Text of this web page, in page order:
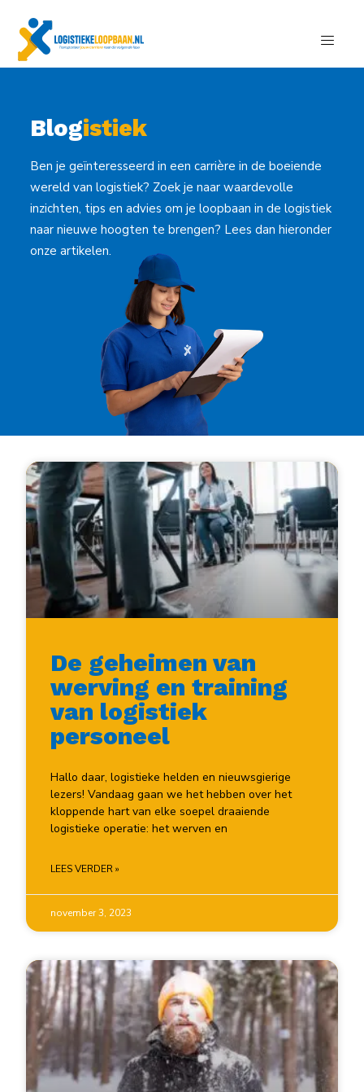
Blogistiek
Ben je geïnteresseerd in een carrière in de boeiende
wereld van logistiek? Zoek je naar waardevolle
inzichten, tips en advies om je loopbaan in de logistiek
naar nieuwe hoogten te brengen? Lees dan hieronder
onze artikelen.
De geheimen van
werving en training
van logistiek
personeel
Hallo daar, logistieke helden en nieuwsgierige
lezers! Vandaag gaan we het hebben over het
kloppende hart van elke soepel draaiende
logistieke operatie: het werven en
LEES VERDER »
november 3, 2023